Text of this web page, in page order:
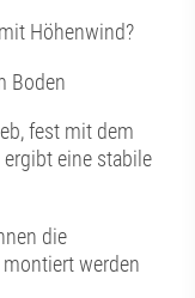
Höhenwind?
Boden
fest mit dem
eine stabile
die
werden